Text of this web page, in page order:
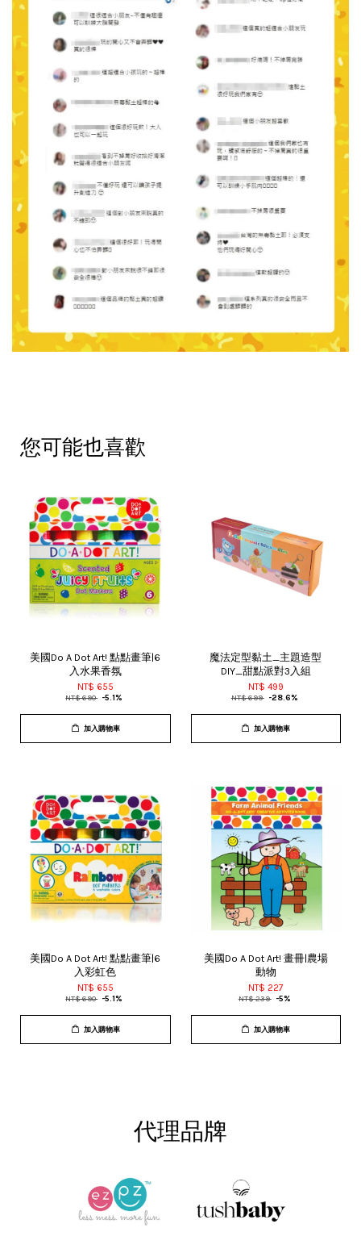
您可能也喜歡
美國Do A Dot Art! 點點畫筆|6
入水果香氛
NT$ 655
NT$ 690 -5.1%
加入購物車
魔法定型黏土_主題造型
DIY_甜點派對3入組
NT$ 499
NT$ 699 -28.6%
加入購物車
美國Do A Dot Art! 點點畫筆|6
入彩虹色
NT$ 655
NT$ 690 -5.1%
加入購物車
美國Do A Dot Art! 畫冊|農場
動物
NT$ 227
NT$ 239 -5%
加入購物車
代理品牌